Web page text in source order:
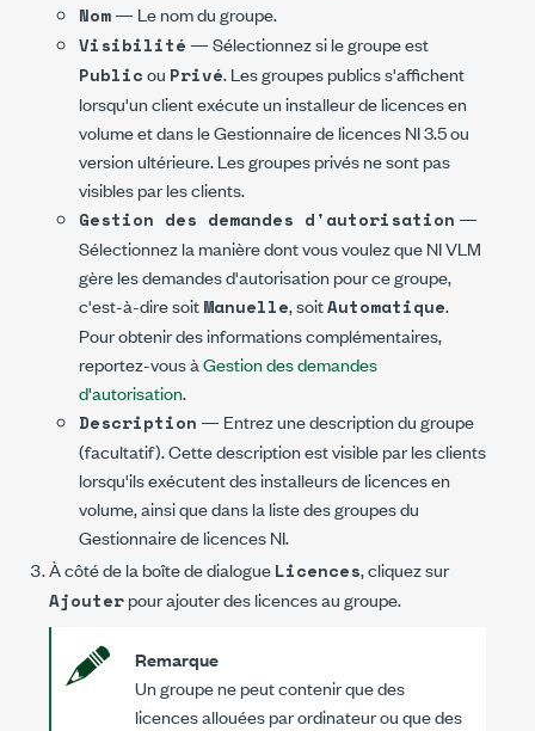
Nom— Le nom du groupe.
Visibilité — Sélectionnez si le groupe est
Publicou Privé. Les groupes publics s'affichent
lorsqu'un client exécute un installeur de licences en
volume et dans le Gestionnaire de licences NI 3.5 ou
version ultérieure. Les groupes privés ne sont pas
visibles par les clients.
Gestion des demandes d'autorisation —
Sélectionnez la manière dont vous voulez que NI VLM
gère les demandes d'autorisation pour ce groupe,
c'est-à-dire soitManuelle, soitAutomatique.
Pour obtenir des informations complémentaires,
reportez-vous àGestion des demandes
d'autorisation.
Description — Entrez une description du groupe
(facultatif). Cette description est visible par les clients
lorsqu'ils exécutent des installeurs de licences en
volume, ainsi que dans la liste des groupes du
Gestionnaire de licences NI.
À côté de la boîte de dialogueLicences, cliquez sur
Ajouterpour ajouter des licences au groupe.
Remarque
Un groupe ne peut contenir que des
licences allouées par ordinateur ou que des